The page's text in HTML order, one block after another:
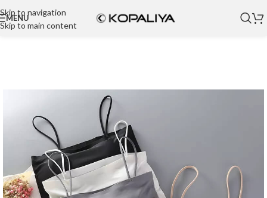
Skip to navigation
Skip to main content
MENU